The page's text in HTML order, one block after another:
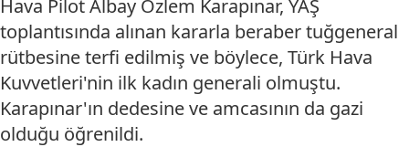
Hava Pilot Albay Özlem Karapınar, YAŞ
toplantısında alınan kararla beraber tuğgeneral
rütbesine terfi edilmiş ve böylece, Türk Hava
Kuvvetleri'nin ilk kadın generali olmuştu.
Karapınar'ın dedesine ve amcasının da gazi
olduğu öğrenildi.